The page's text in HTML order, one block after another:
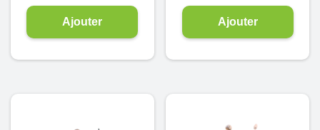
Ajouter Ajouter